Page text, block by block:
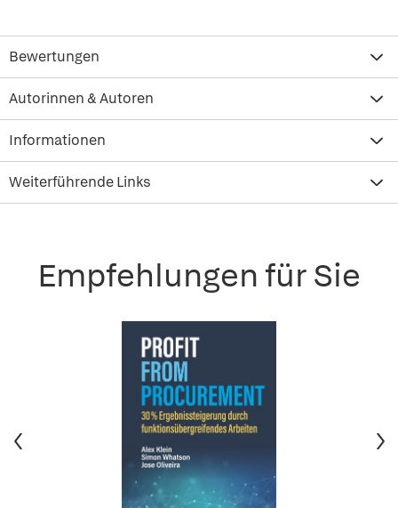
Bewertungen
Autorinnen & Autoren
Informationen
Weiterführende Links
Empfehlungen für Sie